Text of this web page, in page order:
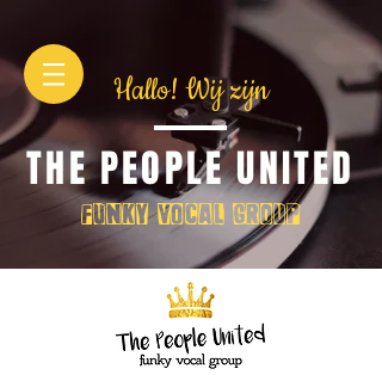
Hallo! Wij zijn
THE PEOPLE UNITED
Funky Vocal Group